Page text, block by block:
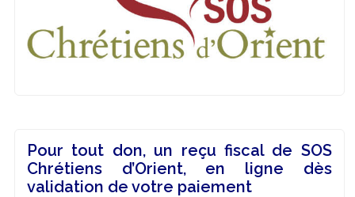
Pour tout don, un reçu fiscal de SOS
Chrétiens d’Orient, en ligne dès
validation de votre paiement